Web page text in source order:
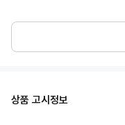
상품 고시정보